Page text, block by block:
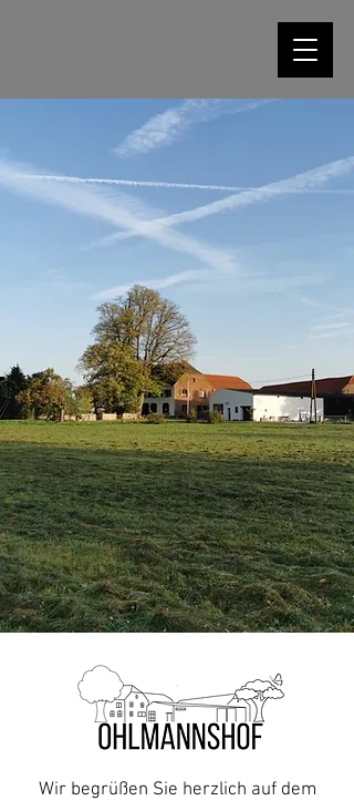
Wir begrüßen Sie herzlich auf dem